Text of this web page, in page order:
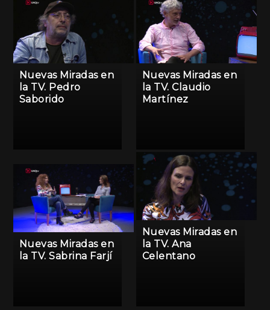
Nuevas Miradas en
la TV. Pedro
Saborido
Nuevas Miradas en
la TV. Claudio
Martínez
Nuevas Miradas en
la TV. Sabrina Farjí
Nuevas Miradas en
la TV. Ana
Celentano